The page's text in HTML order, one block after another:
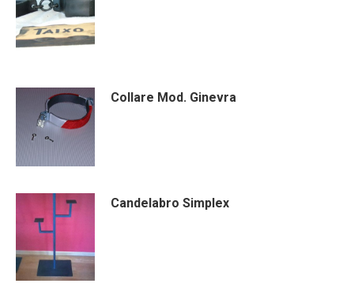
Collare Mod. Ginevra
Candelabro Simplex